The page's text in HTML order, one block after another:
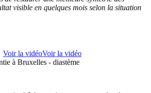
visible en quelques mois selon la situation
Voir la vidéoVoir la vidéo